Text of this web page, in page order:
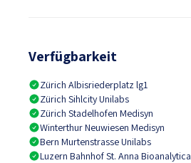
Verfügbarkeit
Zürich Albisriederplatz lg1
Zürich Sihlcity Unilabs
Zürich Stadelhofen Medisyn
Winterthur Neuwiesen Medisyn
Bern Murtenstrasse Unilabs
Luzern Bahnhof St. Anna Bioanalytica